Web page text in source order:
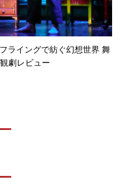
ライングで紡ぐ幻想世界 舞
劇レビュー